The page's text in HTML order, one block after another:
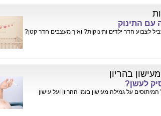
עם התינוק
לצבוע חדר ילדים ותינוקות? ואיך מעצבים חדר קטן?
בהריון
לעשן?
על גמילה מעישון בזמן ההריון ועל עישון